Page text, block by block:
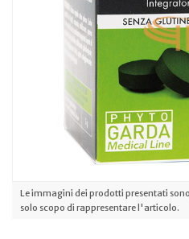
Le immagini dei prodotti presentati
solo scopo di rappresentare l'articolo.